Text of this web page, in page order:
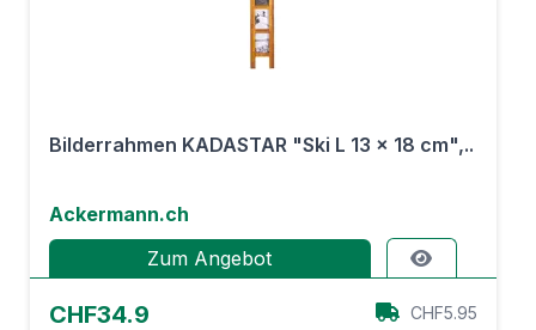
Bilderrahmen KADASTAR "Ski L 13 x 18 cm",..
Ackermann.ch
Zum Angebot
CHF34.9 CHF5.95